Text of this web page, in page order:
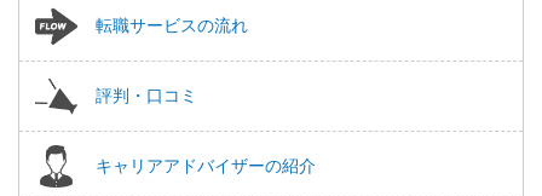
転職サービスの流れ
評判・口コミ
キャリアアドバイザーの紹介